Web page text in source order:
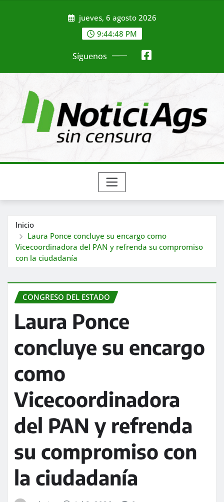
jueves, 6 agosto 2026
9:44:49 PM
Síguenos
Inicio
Laura Ponce concluye su encargo como
Vicecoordinadora del PAN y refrenda su compromiso
con la ciudadanía
CONGRESO DEL ESTADO
Laura Ponce
concluye su encargo
como
Vicecoordinadora
del PAN y refrenda
su compromiso con
la ciudadanía